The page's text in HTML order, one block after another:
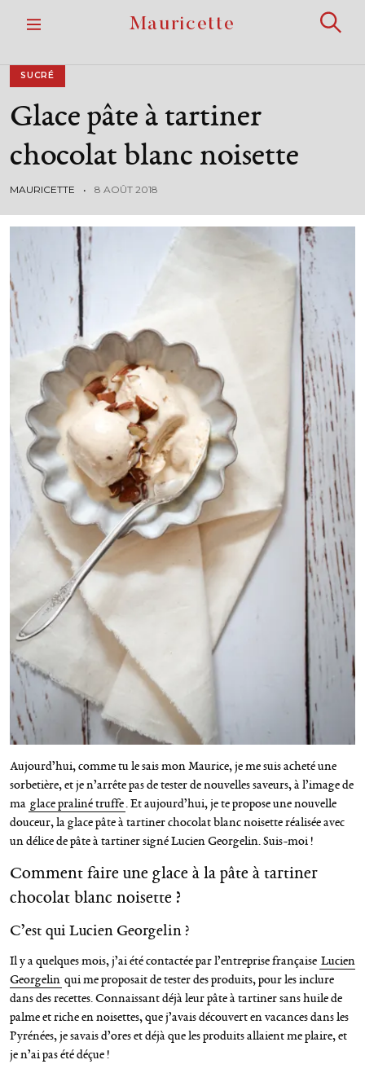
Mauricette
SUCRÉ
Glacepâteàtartiner
chocolatblancnoisette
MAURICETTE 8 AOÛT 2018
Aujourd’hui, comme tu le sais mon Maurice, je me suis acheté une
sorbetière, et je n’arrête pas de tester de nouvelles saveurs, à l’image de
ma glace praliné truffe. Et aujourd’hui, je te propose une nouvelle
douceur, la glace pâte à tartiner chocolat blanc noisette réalisée avec
un délice de pâte à tartiner signé Lucien Georgelin. Suis-moi !
Comment faire une glace à la pâte à tartiner
chocolat blanc noisette ?
C’est qui Lucien Georgelin ?
Il y a quelques mois, j’ai été contactée par l’entreprise française Lucien
Georgelin qui me proposait de tester des produits, pour les inclure
dans des recettes. Connaissant déjà leur pâte à tartiner sans huile de
palme et riche en noisettes, que j’avais découvert en vacances dans les
Pyrénées, je savais d’ores et déjà que les produits allaient me plaire, et
je n’ai pas été déçue !